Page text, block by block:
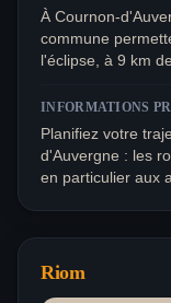
À Cournon-
commune
l'éclipse, à 9 km
INFORMATIONS
Planifiez votre
d'Auvergne : les
en particulier aux
Riom